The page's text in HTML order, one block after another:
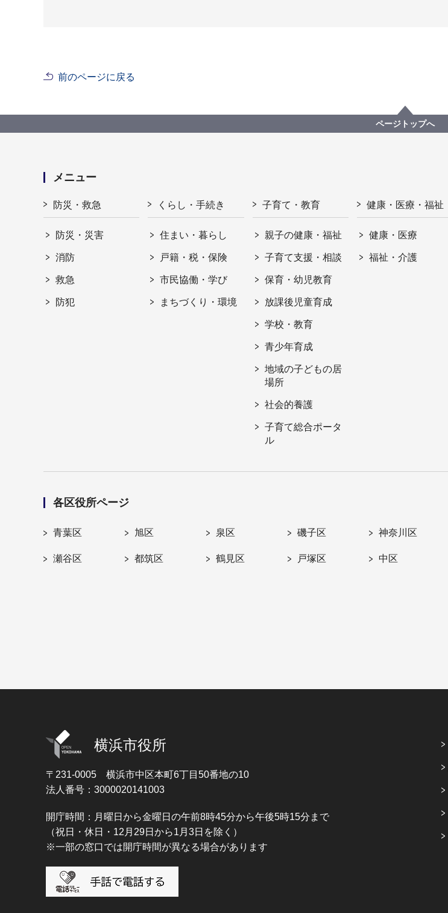
前のページに戻る
ページトップへ
メニュー
防災・救急
防災・災害
消防
救急
防犯
くらし・手続き
住まい・暮らし
戸籍・税・保険
市民協働・学び
まちづくり・環境
子育て・教育
親子の健康・福祉
子育て支援・相談
保育・幼児教育
放課後児童育成
学校・教育
青少年育成
地域の子どもの居
場所
社会的養護
子育て総合ポータ
ル
健康・医療・福祉
健康・医療
福祉・介護
各区役所ページ
青葉区 旭区 泉区 磯子区 神奈川区
瀬谷区 都筑区 鶴見区 戸塚区 中区
横浜市役所
〒231-0005 横浜市中区本町6丁目50番地の10
法人番号：3000020141003
開庁時間：月曜日から金曜日の午前8時45分から午後5時15分まで
（祝日・休日・12月29日から1月3日を除く）
※一部の窓口では開庁時間が異なる場合があります